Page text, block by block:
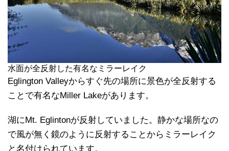
水面が全反射した有名なミラーレイク
Eglington Valleyからすぐ先の場所に景色が全反射する
ことで有名なMiller Lakeがあります。
湖にMt. Eglintonが反射していました。静かな場所なの
で風が無く鏡のように反射することからミラーレイク
と名付けられています。